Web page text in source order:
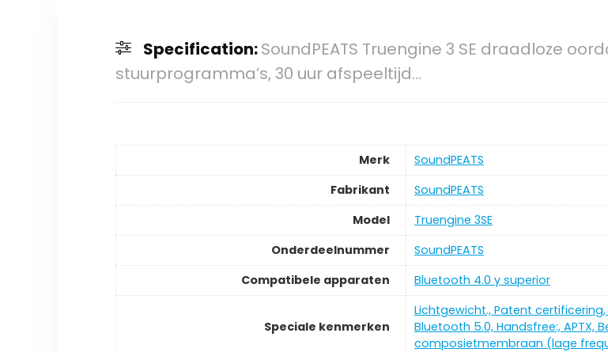
Specification:SoundPEATS Truengine 3 SE draadloze
stuurprogramma’s, 30 uur afspeeltijd…
Merk
SoundPEATS
Fabrikant
SoundPEATS
Model
Truengine 3SE
Onderdeelnummer
SoundPEATS
Compatibele apparaten
Bluetooth 4.0 y superior
Speciale kenmerken
Lichtgewicht., Patent certificering,
Bluetooth 5.0, Handsfree:,
composietmembraan (lage